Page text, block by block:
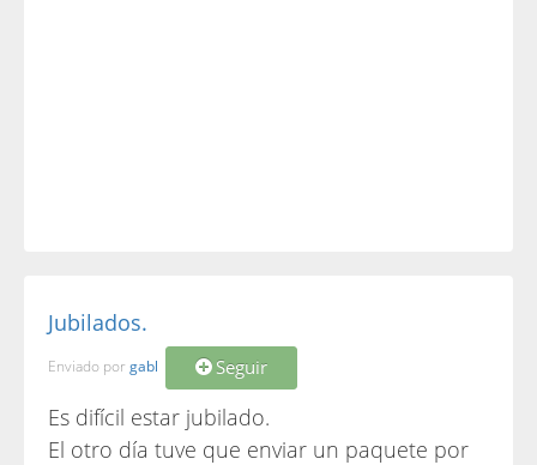
Jubilados.
Enviado por gabl Seguir
Es difícil estar jubilado.
El otro día tuve que enviar un paquete por